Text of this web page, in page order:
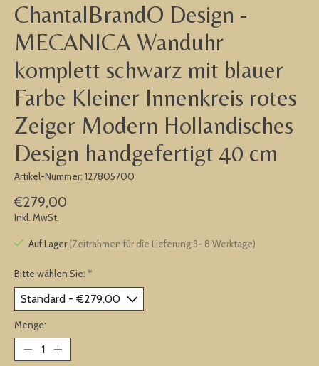
ChantalBrandO Design -
MECANICA Wanduhr
komplett schwarz mit blauer
Farbe Kleiner Innenkreis rotes
Zeiger Modern Hollandisches
Design handgefertigt 40 cm
Artikel-Nummer: 127805700
€279,00
Inkl. MwSt.
Auf Lager (Zeitrahmen für die Lieferung:3- 8 Werktage)
Bitte wählen Sie: *
Menge: